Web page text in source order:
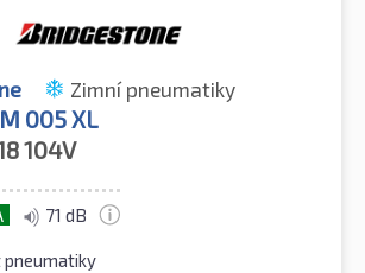
Zimní pneumatiky
005 XL
104V
71 dB